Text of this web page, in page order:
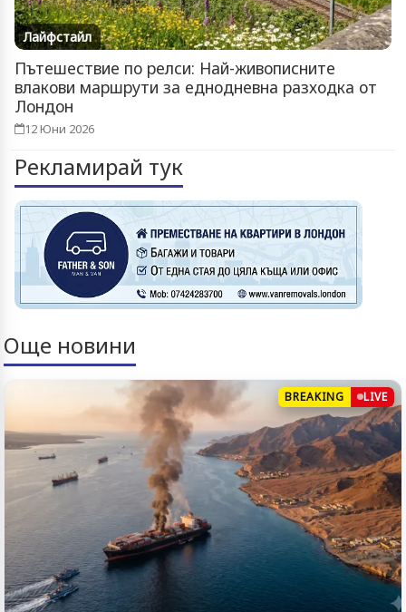
Лайфстайл
Пътешествие по релси: Най-живописните
влакови маршрути за еднодневна разходка от
Лондон
12 Юни 2026
Рекламирай тук
Още новини
BREAKING LIVE